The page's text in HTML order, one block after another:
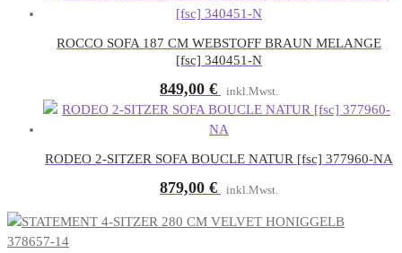
ROCCO SOFA 187 CM WEBSTOFF BRAUN MELANGE
[fsc] 340451-N
849,00 € inkl.Mwst.
RODEO 2-SITZER SOFA BOUCLE NATUR [fsc] 377960-NA
879,00 € inkl.Mwst.